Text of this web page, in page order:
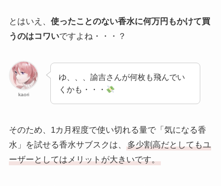
とはいえ、 使ったことのない香水に何万円もかけて買
うのはコワいですよね・・・？
kaori
ゆ、、、諭吉さんが何枚も飛んでい
くかも・・・
そのため、1カ月程度で使い切れる量で「気になる香
水」を試せる香水サブスクは、
多少割高だとしてもユ
ーザーとしてはメリットが大きいです。